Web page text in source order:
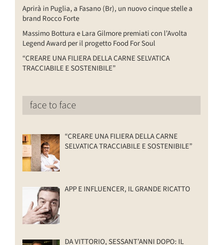
Aprirà in Puglia, a Fasano (Br), un nuovo cinque stelle a
brand Rocco Forte
Massimo Bottura e Lara Gilmore premiati con l’Avolta
Legend Award per il progetto Food For Soul
“CREARE UNA FILIERA DELLA CARNE SELVATICA
TRACCIABILE E SOSTENIBILE”
face to face
“CREARE UNA FILIERA DELLA CARNE
SELVATICA TRACCIABILE E SOSTENIBILE”
APP E INFLUENCER, IL GRANDE RICATTO
DA VITTORIO, SESSANT’ANNI DOPO: IL